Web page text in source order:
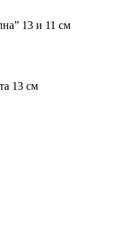
13 и 11 см
13 см